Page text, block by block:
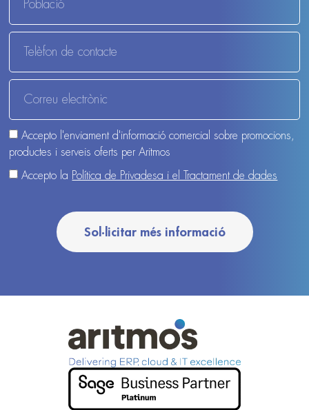
Accepto l'enviament d'informació comercial sobre promocions,
productes i serveis oferts per Aritmos
Accepto la Política de Privadesa i el Tractament de dades
Sol·licitar més informació